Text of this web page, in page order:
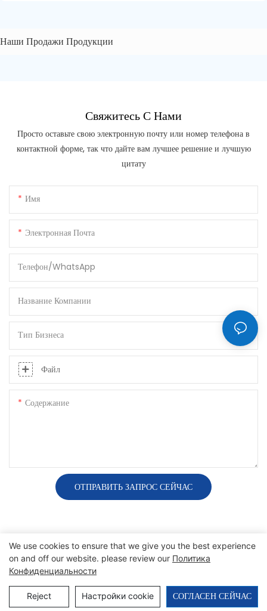
Наши Продажи Продукции
Свяжитесь С Нами
Просто оставьте свою электронную почту или номер телефона в
контактной форме, так что дайте вам лучшее решение и лучшую
цитату
Имя
Электронная Почта
Телефон/WhatsApp
Название Компании
Тип Бизнеса
Файл
Содержание
ОТПРАВИТЬ ЗАПРОС СЕЙЧАС
Авторские права © 2025 SINO | Карта сайта | политика
конфиденциальности
We use cookies to ensure that we give you the best experience
on and off our website. please review our Политика
Конфиденциальности
Reject Настройки cookie СОГЛАСЕН СЕЙЧАС